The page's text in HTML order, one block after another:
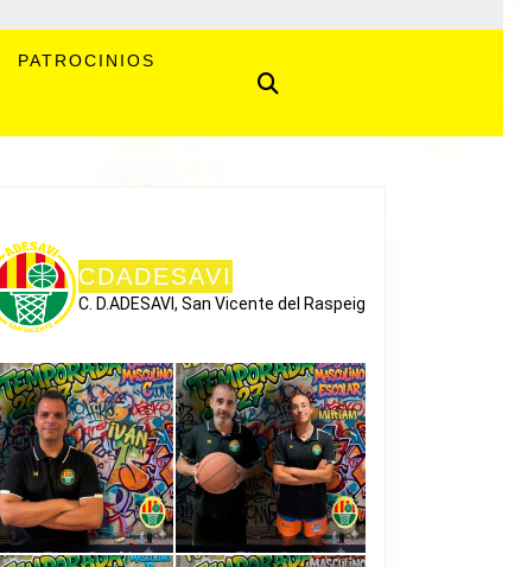
PATROCINIOS
CDADESAVI
C. D.ADESAVI, San Vicente del Raspeig